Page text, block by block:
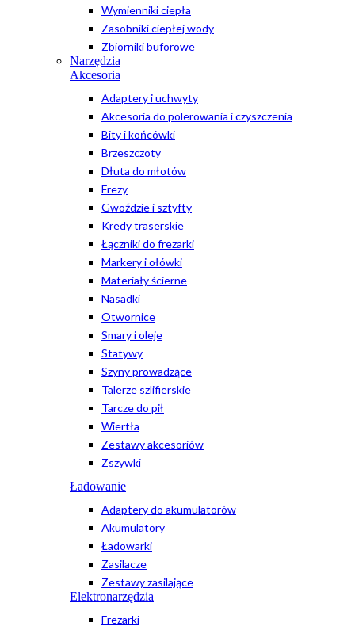
Wymienniki ciepła
Zasobniki ciepłej wody
Zbiorniki buforowe
Narzędzia
Akcesoria
Adaptery i uchwyty
Akcesoria do polerowania i czyszczenia
Bity i końcówki
Brzeszczoty
Dłuta do młotów
Frezy
Gwoździe i sztyfty
Kredy traserskie
Łączniki do frezarki
Markery i ołówki
Materiały ścierne
Nasadki
Otwornice
Smary i oleje
Statywy
Szyny prowadzące
Talerze szlifierskie
Tarcze do pił
Wiertła
Zestawy akcesoriów
Zszywki
Ładowanie
Adaptery do akumulatorów
Akumulatory
Ładowarki
Zasilacze
Zestawy zasilające
Elektronarzędzia
Frezarki